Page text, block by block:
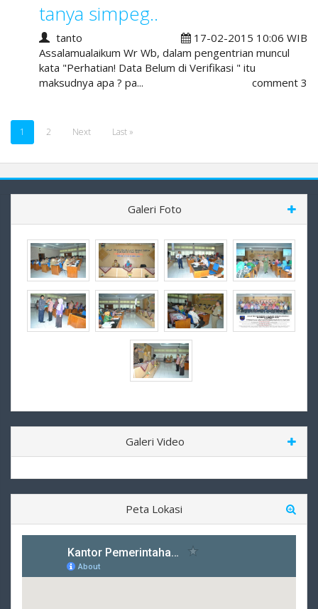
tanya simpeg..
tanto
17-02-2015 10:06 WIB
Assalamualaikum Wr Wb, dalam pengentrian muncul
kata "Perhatian! Data Belum di Verifikasi " itu
maksudnya apa ? pa...
comment 3
1 2 Next Last »
Galeri Foto
Galeri Video
Peta Lokasi